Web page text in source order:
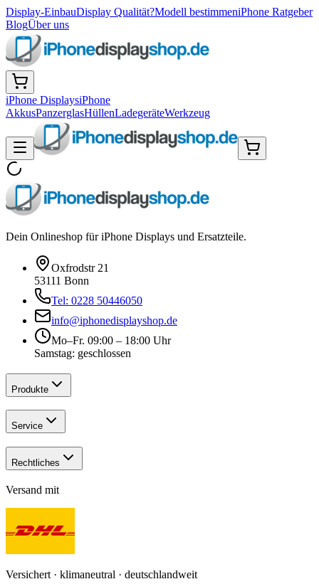
Display-EinbauDisplay Qualität?Modell bestimmeniPhone Ratgeber
BlogÜber uns
iPhone DisplaysiPhone
AkkusPanzerglasHüllenLadegeräteWerkzeug
Dein Onlineshop für iPhone Displays und Ersatzteile.
Oxfrodstr 21
53111 Bonn
Tel: 0228 50446050
info@iphonedisplayshop.de
Mo–Fr. 09:00 – 18:00 Uhr
Samstag: geschlossen
Produkte
Service
Rechtliches
Versand mit
Versichert · klimaneutral · deutschlandweit